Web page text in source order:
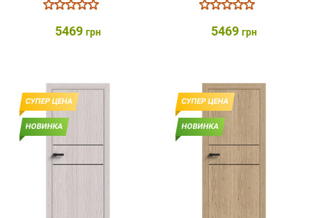
5469 грн 5469 грн
СУПЕР ЦЕНА
НОВИНКА
СУПЕР ЦЕНА
НОВИНКА